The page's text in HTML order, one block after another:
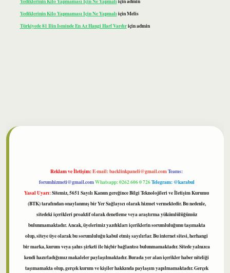
Yediklerinin Kilo Yapmaması Için Ne YapmalıiçinMelis
Türkiyede 81 Ilin Isminde En Az Hangi Harf Vardıriçinadmin
Reklam ve İletişim:E-mail:backlinkpaneli@gmail.comTeams:
forumhizmeti@gmail.comWhatsapp: 0262 606 0 726Telegram: @karabul
Yasal Uyarı:Sitemiz, 5651 Sayılı Kanun gereğince Bilgi Teknolojileri ve İletişim Kurumu
(BTK) tarafından onaylanmış bir Yer Sağlayıcı olarak hizmet vermektedir. Bu nedenle,
sitedeki içerikleri proaktif olarak denetleme veya araştırma yükümlülüğümüz
bulunmamaktadır. Ancak, üyelerimiz yazdıkları içeriklerin sorumluluğunu taşımakta
olup, siteye üye olarak bu sorumluluğu kabul etmiş sayılırlar. Bu internet sitesi, herhangi
bir marka, kurum veya şahıs şirketi ile hiçbir bağlantısı bulunmamaktadır. Sitede yalnızca
kendi hazırladığımız makaleler paylaşılmaktadır. Burada yer alan içerikler haber niteliği
taşımamakta olup, gerçek kurum ve kişiler hakkında paylaşım yapılmamaktadır. Gerçek